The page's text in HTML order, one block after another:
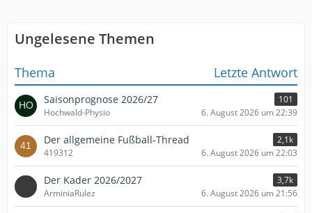
Ungelesene Themen
Thema Letzte Antwort
Saisonprognose 2026/27
101
Hochwald-Physio
6. August 2026 um 22:39
Der allgemeine Fußball-Thread
2,1k
419312
6. August 2026 um 22:03
Der Kader 2026/2027
3,7k
ArminiaRulez
6. August 2026 um 21:56